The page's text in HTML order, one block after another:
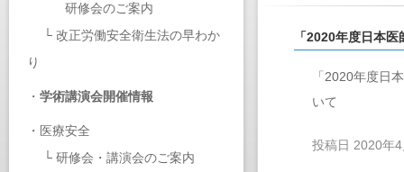
研修会のご案内
└ 改正労働安全衛生法の早わか
り
・ 学術講演会開催情報
・ 医療安全
└ 研修会・講演会のご案内
「2020年度日本
「2020年度日
いて
投稿日 2020年